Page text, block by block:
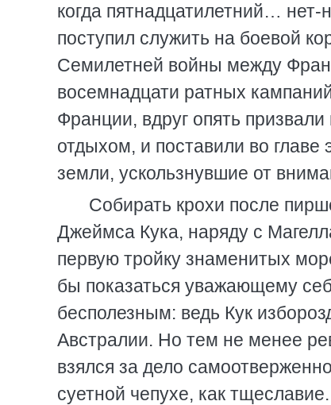
когда пятнадцатилетний…
поступил служить на боевой
Семилетней войны между
восемнадцати ратных
Франции, вдруг опять
отдыхом, и поставили во
земли, ускользнувшие от
Собирать крохи после
Джеймса Кука, наряду с
первую тройку знаменитых
бы показаться уважающему
бесполезным: ведь Кук
Австралии. Но тем не менее
взялся за дело
суетной чепухе, как